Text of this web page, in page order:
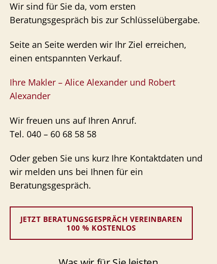
Wir sind für Sie da, vom ersten
Beratungsgespräch bis zur Schlüsselübergabe.
Seite an Seite werden wir Ihr Ziel erreichen,
einen entspannten Verkauf.
Ihre Makler – Alice Alexander und Robert
Alexander
Wir freuen uns auf Ihren Anruf.
Tel. 040 – 60 68 58 58
Oder geben Sie uns kurz Ihre Kontaktdaten und
wir melden uns bei Ihnen für ein
Beratungsgespräch.
JETZT BERATUNGSGESPRÄCH VEREINBAREN
100 % KOSTENLOS